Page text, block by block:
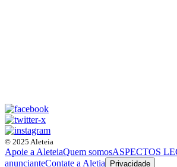
© 2025 Aleteia
Apoie a AleteiaQuem somosASPECTOS
anuncianteContate a Aletia Privacidade